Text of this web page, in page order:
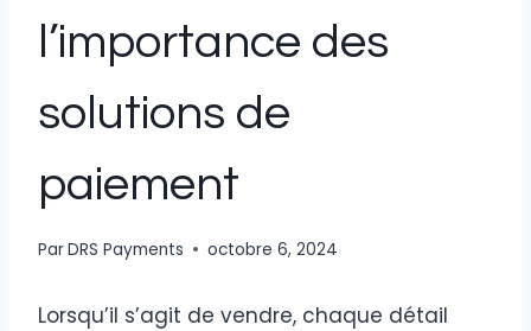
l’importance des
solutions de
paiement
ParDRS Payments octobre 6, 2024
Lorsqu’il s’agit de vendre, chaque détail